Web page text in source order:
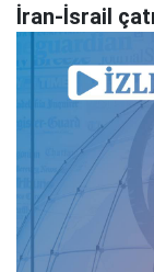
İran-İsrail